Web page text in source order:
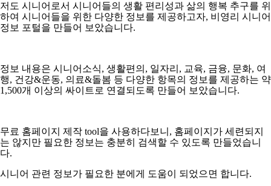
저도 시니어로서 시니어들의 생활 편리성과 삶의 행복 추구를 위
하여 시니어들을 위한 다양한 정보를 제공하고자, 비영리 시니어
정보 포털을 만들어 보았습니다.
정보 내용은 시니어소식, 생활편의 , 일자리 , 교육, 금융, 문화, 여
행, 건강&운동, 의료&돌봄 등 다양한 항목의 정보를 제공하는 약
1,500개 이상의 싸이트로 연결되도록 만들어 보았습니다.
무료 홈페이지 제작 tool을 사용하다보니 , 홈페이지가 세련되지
는 않지만 필요한 정보는 충분히 검색할 수 있도록 만들었습니
다.
시니어 관련 정보가 필요한 분에게 도움이 되었으면 합니다.